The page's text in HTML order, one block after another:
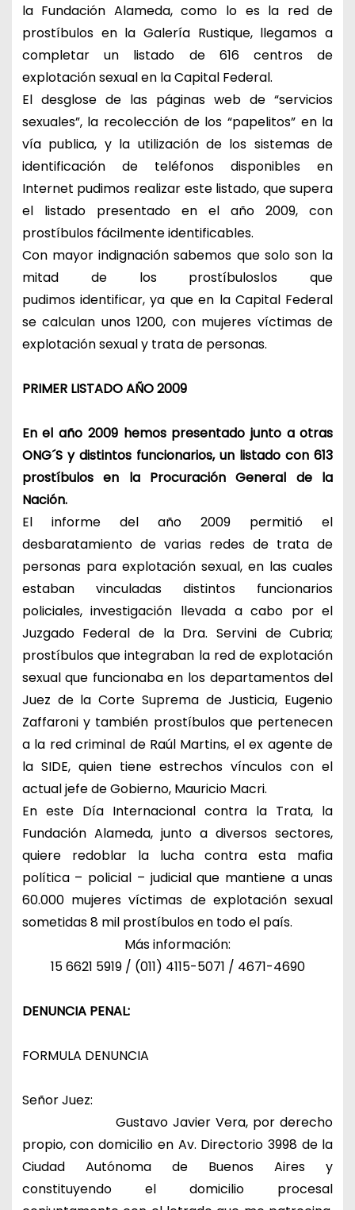
la Fundación Alameda, como lo es la red de
prostíbulos en la Galería Rustique, llegamos a
completar un listado de 616 centros de
explotación sexual en la Capital Federal.
El desglose de las páginas web de “servicios
sexuales”, la recolección de los “papelitos” en la
vía publica, y la utilización de los sistemas de
identificación de teléfonos disponibles en
Internet pudimos realizar este listado, que supera
el listado presentado en el año 2009, con
prostíbulos fácilmente identificables.
Con mayor indignación sabemos que solo son la
mitad de los prostíbuloslos que
pudimos identificar, ya que en la Capital Federal
se calculan unos 1200, con mujeres víctimas de
explotación sexual y trata de personas.
PRIMER LISTADO AÑO 2009
En el año 2009 hemos presentado junto a otras
ONG´S y distintos funcionarios, un listado con 613
prostíbulos en la Procuración General de la
Nación.
El informe del año 2009 permitió el
desbaratamiento de varias redes de trata de
personas para explotación sexual, en las cuales
estaban vinculadas distintos funcionarios
policiales, investigación llevada a cabo por el
Juzgado Federal de la Dra. Servini de Cubria;
prostíbulos que integraban la red de explotación
sexual que funcionaba en los departamentos del
Juez de la Corte Suprema de Justicia, Eugenio
Zaffaroni y también prostíbulos que pertenecen
a la red criminal de Raúl Martins, el ex agente de
la SIDE, quien tiene estrechos vínculos con el
actual jefe de Gobierno, Mauricio Macri.
En este Día Internacional contra la Trata, la
Fundación Alameda, junto a diversos sectores,
quiere redoblar la lucha contra esta mafia
política – policial – judicial que mantiene a unas
60.000 mujeres víctimas de explotación sexual
sometidas 8 mil prostíbulos en todo el país.
Más información:
15 6621 5919 / (011) 4115-5071 / 4671-4690
DENUNCIA PENAL:
FORMULA DENUNCIA
Señor Juez:
Gustavo Javier Vera, por derecho
propio, con domicilio en Av. Directorio 3998 de la
Ciudad Autónoma de Buenos Aires y
constituyendo el domicilio procesal